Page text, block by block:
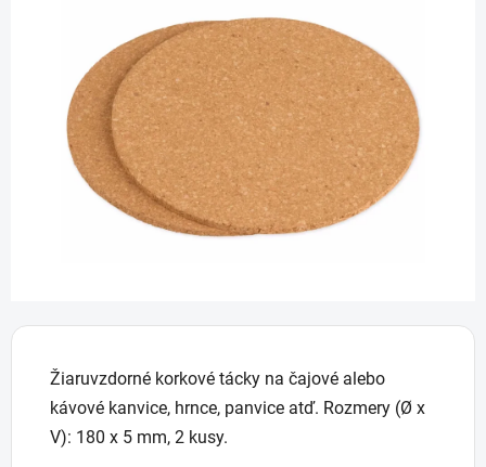
Žiaruvzdorné korkové tácky na čajové alebo
kávové kanvice, hrnce, panvice atď. Rozmery (Ø x
V): 180 x 5 mm, 2 kusy.
hviezdičiek.